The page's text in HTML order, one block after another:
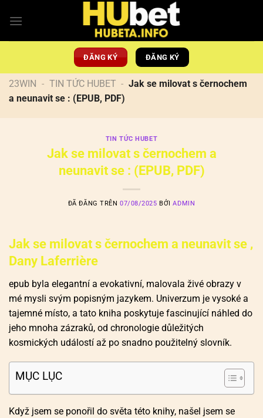
đến
ĐĂNG KÝ ĐĂNG KÝ
23WIN - TIN TỨC HUBET - Jak se milovat s černochem
a neunavit se : (EPUB, PDF)
TIN TỨC HUBET
Jak se milovat s černochem a
neunavit se : (EPUB, PDF)
ĐÃ ĐĂNG TRÊN07/08/2025 BỞIADMIN
Jak se milovat s černochem a neunavit se ,
Dany Laferrière
epub byla elegantní a evokativní, malovala živé obrazy v
mé mysli svým popisným jazykem. Univerzum je vysoké a
tajemné místo, a tato kniha poskytuje fascinující náhled do
jeho mnoha zázraků, od chronologie důležitých
kosmických událostí až po snadno použitelný slovník.
MỤC LỤC
Když jsem se ponořil do světa této knihy, našel jsem se